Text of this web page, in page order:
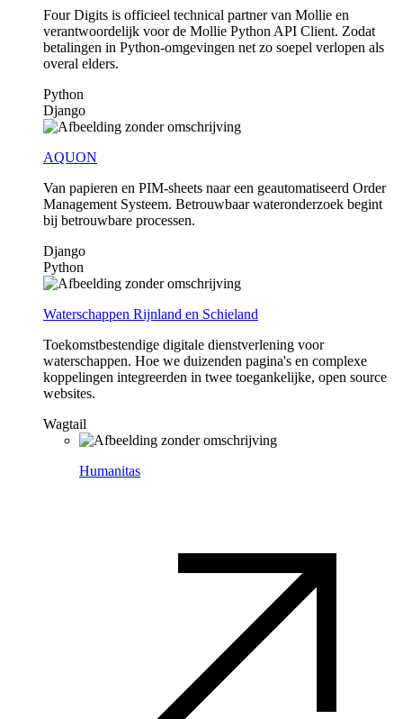
Four Digits is officieel technical partner van Mollie en
verantwoordelijk voor de Mollie Python API Client. Zodat
betalingen in Python-omgevingen net zo soepel verlopen als
overal elders.
Python
Django
AQUON
Van papieren en PIM-sheets naar een geautomatiseerd Order
Management Systeem. Betrouwbaar wateronderzoek begint
bij betrouwbare processen.
Django
Python
Waterschappen Rijnland en Schieland
Toekomstbestendige digitale dienstverlening voor
waterschappen. Hoe we duizenden pagina's en complexe
koppelingen integreerden in twee toegankelijke, open source
websites.
Wagtail
Humanitas